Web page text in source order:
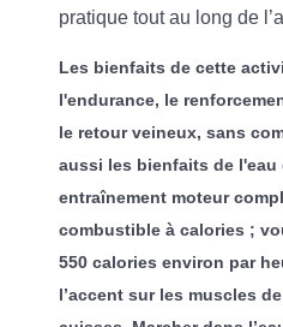
pratique tout au long de
Les bienfaits de cette
l'endurance, le
le retour veineux, sans
aussi les bienfaits de l'eau
entraînement moteur
combustible à calories ;
550 calories environ par
l’accent sur les muscles